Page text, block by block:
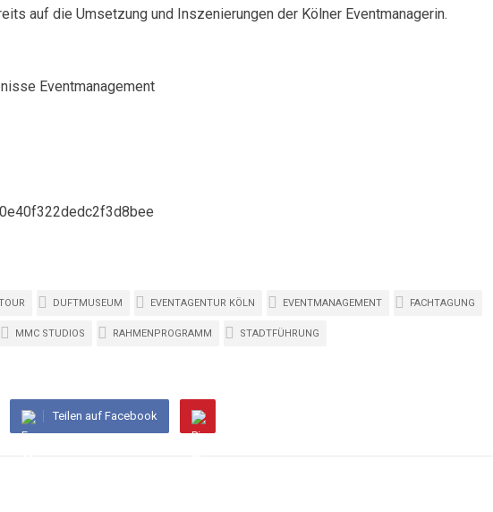
auf die Umsetzung und Inszenierungen der Kölner Eventmanagerin.
Eventmanagement
DUFTMUSEUM EVENTAGENTUR KÖLN EVENTMANAGEMENT FACHTAGUNG
MMC STUDIOS RAHMENPROGRAMM STADTFÜHRUNG
Teilen auf Facebook